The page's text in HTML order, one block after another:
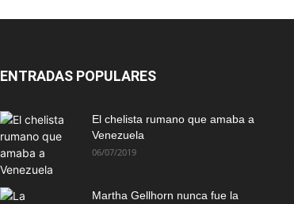
ENTRADAS POPULARES
El chelista rumano que amaba a
Venezuela
06/07/2019
Martha Gellhorn nunca fue la